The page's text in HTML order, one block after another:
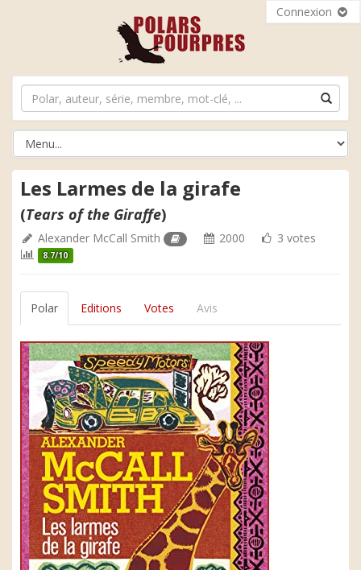
Connexion
Les Larmes de la girafe
(Tears of the Giraffe)
Alexander McCall Smith 2000 3 votes
8.7/10
Polar Editions Votes Avis